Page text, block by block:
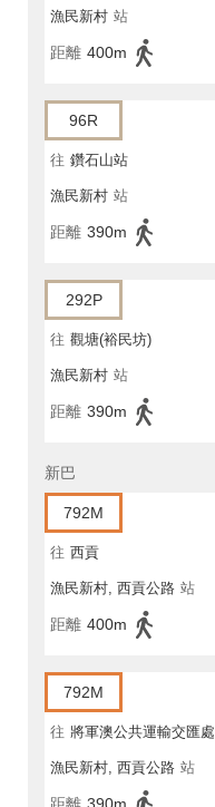
漁民新村 站
距離 400m
96R
往 鑽石山站
漁民新村 站
距離 390m
292P
往 觀塘(裕民坊)
漁民新村 站
距離 390m
新巴
792M
往 西貢
漁民新村, 西貢公路 站
距離 400m
792M
往 將軍澳公共運輸交匯處
漁民新村, 西貢公路 站